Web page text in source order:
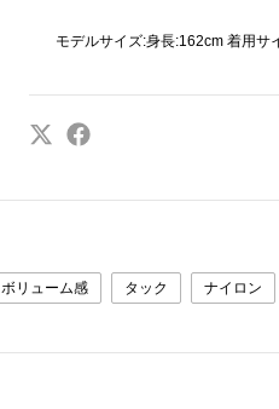
モデルサイズ:身長:162cm 着用サ
ボリューム感 タック ナイロン